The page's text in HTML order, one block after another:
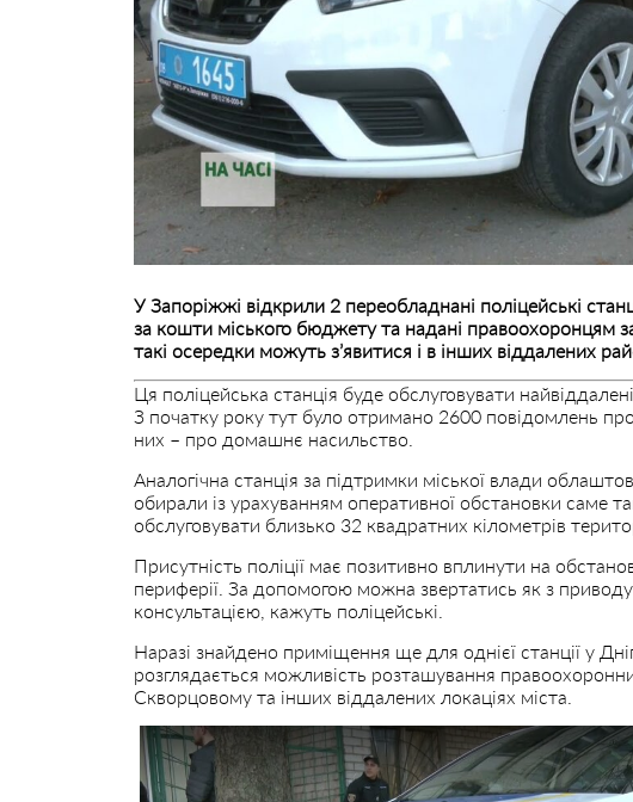
У Запоріжжі відкрили 2 переобладнані поліцейські
за кошти міського бюджету та надані правоохоронцям
такі осередки можуть з’явитися і в інших віддалених
Ця поліцейська станція буде обслуговувати
З початку року тут було отримано 2600 повідомлень
них – про домашнє насильство.
Аналогічна станція за підтримки міської влади
обирали із урахуванням оперативної обстановки саме
обслуговувати близько 32 квадратних кілометрів
Присутність поліції має позитивно вплинути на
периферії. За допомогою можна звертатись як з
консультацією, кажуть поліцейські.
Наразі знайдено приміщення ще для однієї станції у
розглядається можливість розташування
Скворцовому та інших віддалених локаціях міста.